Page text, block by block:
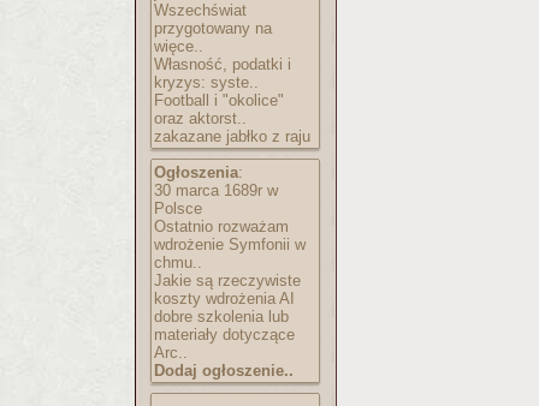
Wszechświat
przygotowany na
więce..
Własność, podatki i
kryzys: syste..
Football i "okolice"
oraz aktorst..
zakazane jabłko z raju
Ogłoszenia:
30 marca 1689r w
Polsce
Ostatnio rozważam
wdrożenie Symfonii w
chmu..
Jakie są rzeczywiste
koszty wdrożenia AI
dobre szkolenia lub
materiały dotyczące
Arc..
Dodaj ogłoszenie..